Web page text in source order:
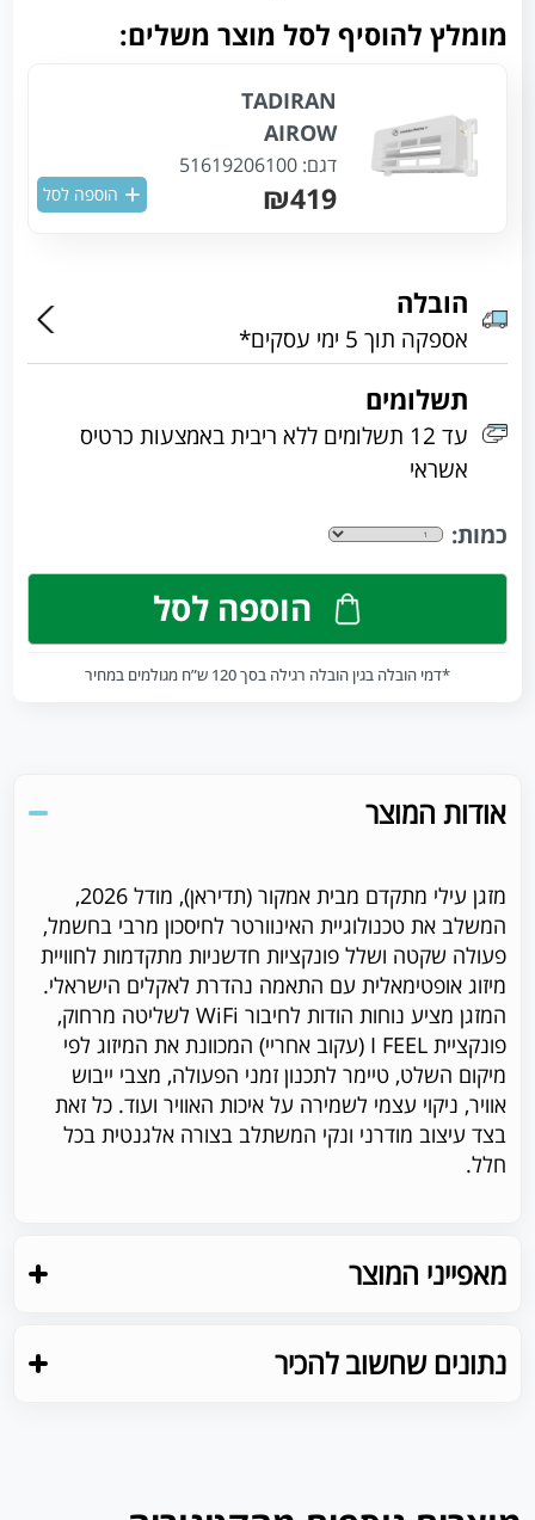
מומלץ להוסיף לסל מוצר משלים:
TADIRAN
AIROW
דגם: 51619206100
₪419 הוספה לסל
הובלה
אספקה תוך 5 ימי עסקים*
תשלומים
עד 12 תשלומים ללא ריבית באמצעות כרטיס
אשראי
כמות:
הוספה לסל
*דמי הובלה בגין הובלה רגילה בסך 120 ש”ח מגולמים במחיר
אודות המוצר
מזגן עילי מתקדם מבית אמקור (תדיראן), מודל 2026,
המשלב את טכנולוגיית האינוורטר לחיסכון מרבי בחשמל,
פעולה שקטה ושלל פונקציות חדשניות מתקדמות לחוויית
מיזוג אופטימאלית עם התאמה נהדרת לאקלים הישראלי.
המזגן מציע נוחות הודות לחיבור WiFi לשליטה מרחוק,
פונקציית I FEEL (עקוב אחריי) המכוונת את המיזוג לפי
מיקום השלט, טיימר לתכנון זמני הפעולה, מצבי ייבוש
אוויר, ניקוי עצמי לשמירה על איכות האוויר ועוד. כל זאת
בצד עיצוב מודרני ונקי המשתלב בצורה אלגנטית בכל
חלל.
מאפייני המוצר
נתונים שחשוב להכיר